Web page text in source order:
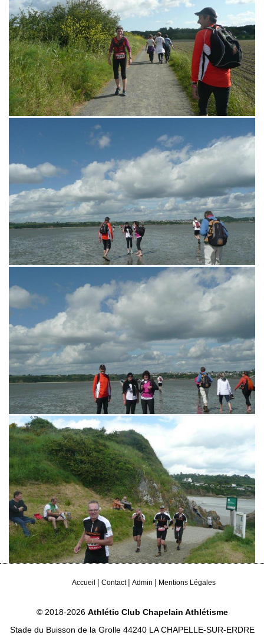
Accueil |Contact|Admin | Mentions Légales
© 2018-2026 Athlétic Club Chapelain Athlétisme
Stade du Buisson de la Grolle 44240 LA CHAPELLE-SUR-ERDRE